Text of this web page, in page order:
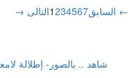
→ السابق 1234567 التالى ←